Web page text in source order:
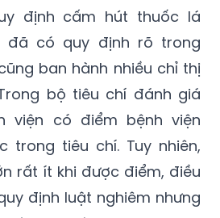
ban hành nhiều chỉ thị
bộ tiêu chí đánh giá
viện có điểm bệnh viện
trong tiêu chí. Tuy nhiên,
rất ít khi được điểm, điều
định luật nghiêm nhưng
nghiêm.
hợp của Bệnh viện Bạch